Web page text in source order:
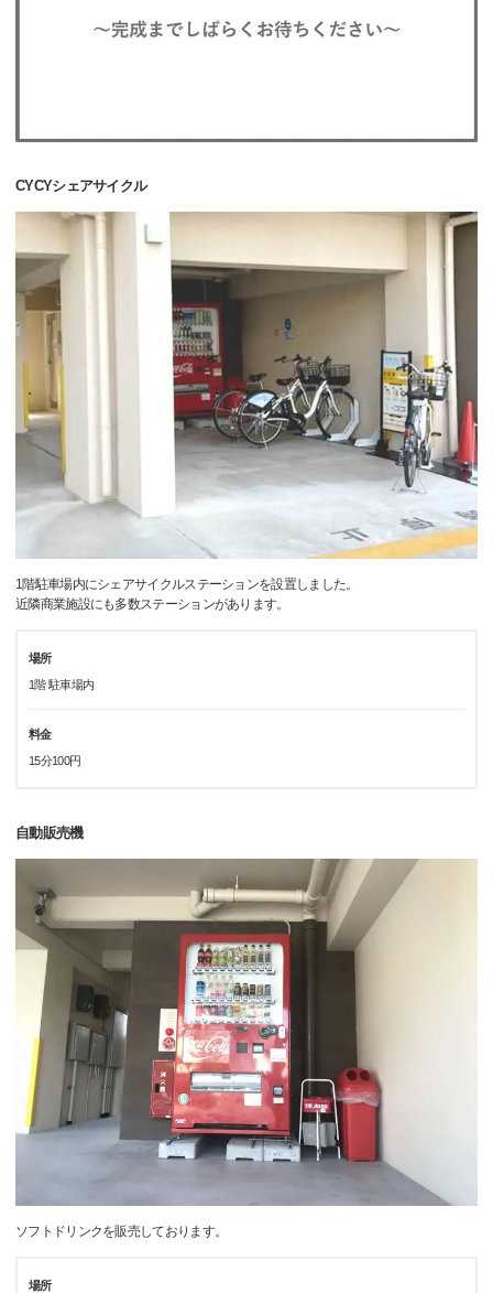
CYCYシェアサイクル
1階駐車場内にシェアサイクルステーションを設置しました。
近隣商業施設にも多数ステーションがあります。
場所
1階 駐車場内
料金
15分100円
自動販売機
ソフトドリンクを販売しております。
場所